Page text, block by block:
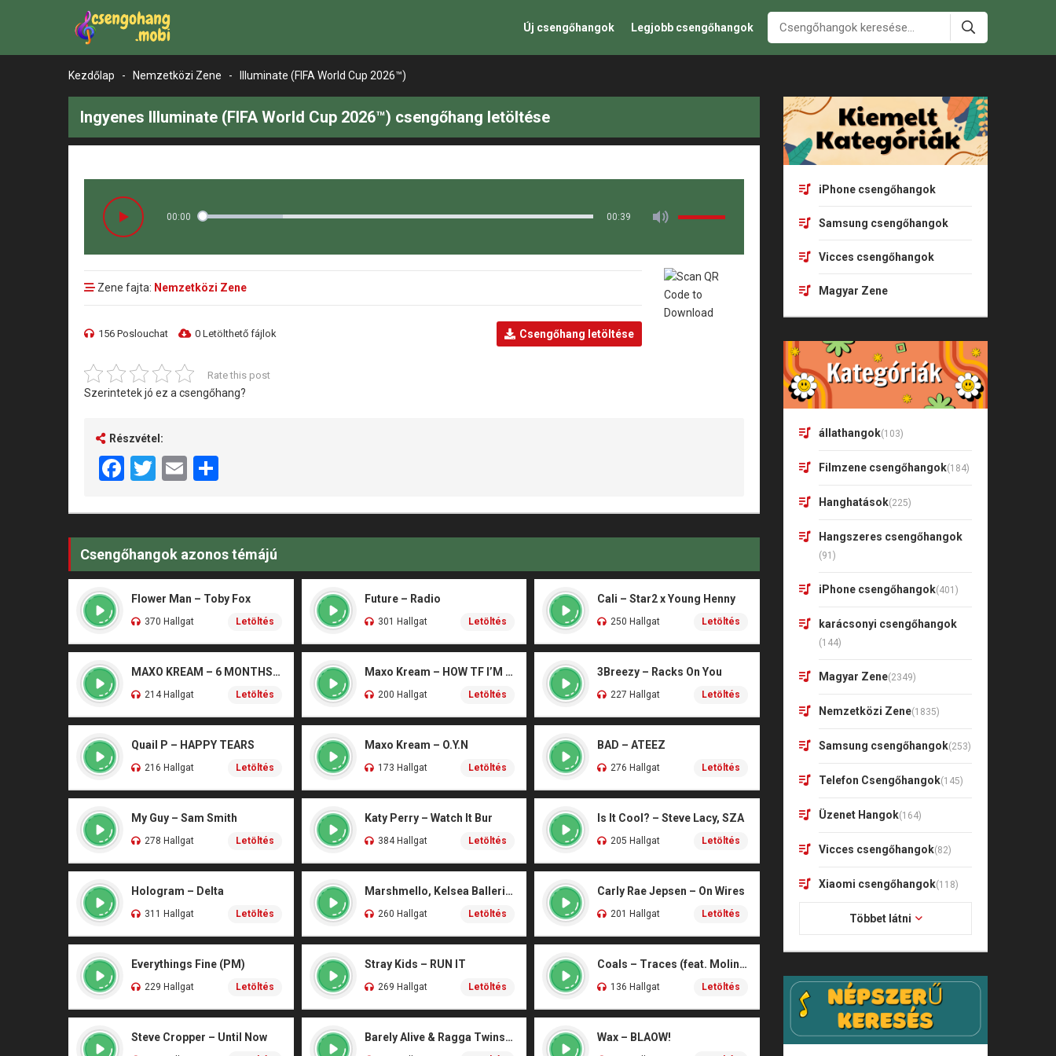
Új csengőhangok Legjobb csengőhangok
Kezdőlap - Nemzetközi Zene - Illuminate (FIFA World Cup 2026™)
Ingyenes Illuminate (FIFA World Cup 2026™) csengőhang letöltése
00:00 00:39
Zene fajta: Nemzetközi Zene
156 Poslouchat 0 Letölthető fájlok Csengőhang letöltése
Rate this post
Szerintetek jó ez a csengőhang?
Részvétel:
Facebook
Twitter
Email
Csengőhangok azonos témájú
Flower Man – Toby Fox
370 Hallgat Letöltés
Future – Radio
301 Hallgat Letöltés
Cali – Star2 x Young Henny
250 Hallgat Letöltés
MAXO KREAM – 6 MONTHS CLEAN
214 Hallgat Letöltés
Maxo Kream – HOW TF I’M LUCKY
200 Hallgat Letöltés
3Breezy – Racks On You
227 Hallgat Letöltés
Quail P – HAPPY TEARS
216 Hallgat Letöltés
Maxo Kream – O.Y.N
173 Hallgat Letöltés
BAD – ATEEZ
276 Hallgat Letöltés
My Guy – Sam Smith
278 Hallgat Letöltés
Katy Perry – Watch It Bur
384 Hallgat Letöltés
Is It Cool? – Steve Lacy, SZA
205 Hallgat Letöltés
Hologram – Delta
311 Hallgat Letöltés
Marshmello, Kelsea Ballerini – Another Drink
260 Hallgat Letöltés
Carly Rae Jepsen – On Wires
201 Hallgat Letöltés
Everythings Fine (PM)
229 Hallgat Letöltés
Stray Kids – RUN IT
269 Hallgat Letöltés
Coals – Traces (feat. Molina)
136 Hallgat Letöltés
Steve Cropper – Until Now Barely Alive & Ragga Twins – We Set It Wax – BLAOW!
iPhone csengőhangok
Samsung csengőhangok
Vicces csengőhangok
Magyar Zene
állathangok(103)
Filmzene csengőhangok(184)
Hanghatások(225)
Hangszeres csengőhangok
(91)
iPhone csengőhangok(401)
karácsonyi csengőhangok
(144)
Magyar Zene(2349)
Nemzetközi Zene(1835)
Samsung csengőhangok(253)
Telefon Csengőhangok(145)
Üzenet Hangok(164)
Vicces csengőhangok(82)
Xiaomi csengőhangok(118)
Többet látni